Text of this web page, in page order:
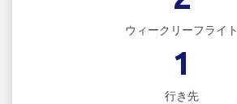
ウィークリーフライト
1
行き先